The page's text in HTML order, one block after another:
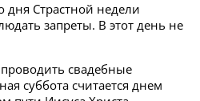
дня Страстной недели
запреты. В этот день не
свадебные
суббота считается днем